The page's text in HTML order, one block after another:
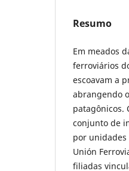
Resumo
Em meados
ferroviários
escoavam a
abrangendo
patagônicos.
conjunto de
por unidades
Unión
filiadas